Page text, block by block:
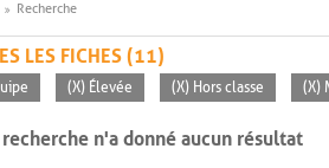
Recherche
LES FICHES (11)
(X) Élevée (X) Hors classe (X)
n'a donné aucun résultat